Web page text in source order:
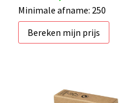
Minimale afname: 250
Bereken mijn prijs